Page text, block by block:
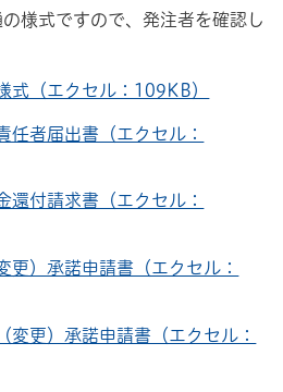
様式ですので、発注者を確認し
式（エクセル：109KB）
任者届出書（エクセル：
還付請求書（エクセル：
更）承諾申請書（エクセル：
変更）承諾申請書（エクセル：